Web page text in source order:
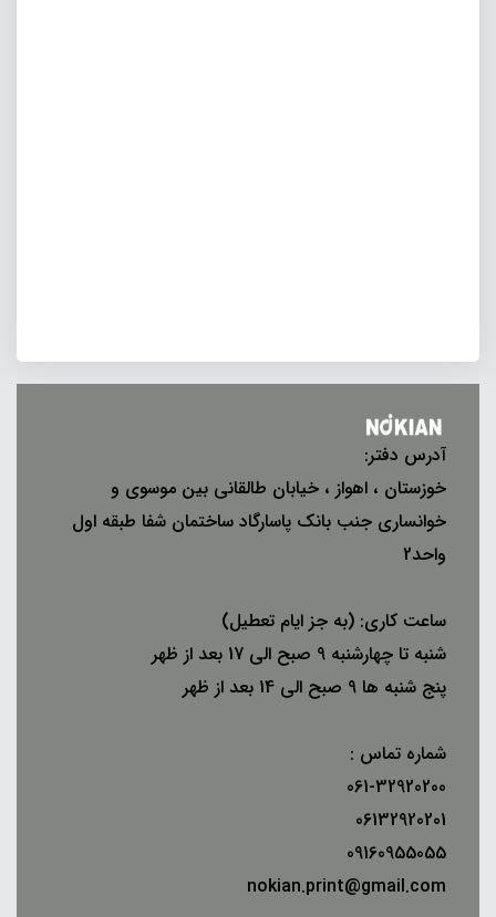
آدرس دفتر:
خوزستان ، اهواز ، خیابان طالقانی بین موسوی و
خوانساری جنب بانک پاسارگاد ساختمان شفا طبقه اول
واحد2
ساعت کاری: (به جز ایام تعطیل)
شنبه تا چهارشنبه 9 صبح الی 17 بعد از ظهر
پنج شنبه ها 9 صبح الی 14 بعد از ظهر
شماره تماس :
061-32920200
06132920201
09160955055
nokian.print@gmail.com